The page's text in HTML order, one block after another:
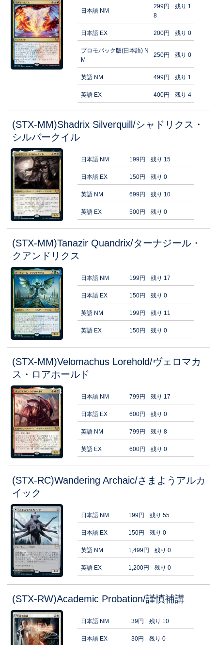
日本語 NM
299円
残り 1
8
日本語 EX 200円 残り 0
プロモパック版(日本語) N
M
250円 残り 0
英語 NM 499円 残り 1
英語 EX 400円 残り 4
(STX-MM)Shadrix Silverquill/シャドリクス・
シルバークイル
日本語 NM 199円 残り 15
日本語 EX 150円 残り 0
英語 NM 699円 残り 10
英語 EX 500円 残り 0
(STX-MM)Tanazir Quandrix/ターナジール・
クアンドリクス
日本語 NM 199円 残り 17
日本語 EX 150円 残り 0
英語 NM 199円 残り 11
英語 EX 150円 残り 0
(STX-MM)Velomachus Lorehold/ヴェロマカ
ス・ロアホールド
日本語 NM 799円 残り 17
日本語 EX 600円 残り 0
英語 NM 799円 残り 8
英語 EX 600円 残り 0
(STX-RC)Wandering Archaic/さまようアルカ
イック
日本語 NM 199円 残り 55
日本語 EX 150円 残り 0
英語 NM 1,499円 残り 0
英語 EX 1,200円 残り 0
(STX-RW)Academic Probation/謹慎補講
日本語 NM 39円 残り 10
日本語 EX 30円 残り 0